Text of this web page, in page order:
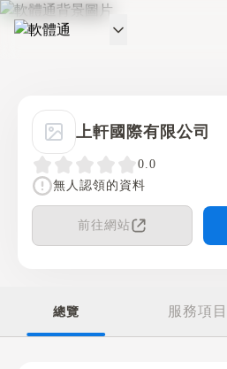
軟體通
上軒國際有限公司
0.0
無人認領的資料
前往網站
總覽 服務項目